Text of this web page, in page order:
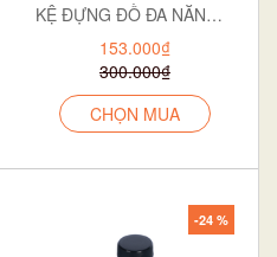
KỆ ĐỰNG ĐỒ ĐA NĂNG BÉ 2T 5560-2
153.000₫
300.000₫
CHỌN MUA
-24 %